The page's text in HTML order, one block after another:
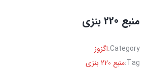
منبع 220 بنزی
Category: اگزوز
Tag: منبع 220 بنزی